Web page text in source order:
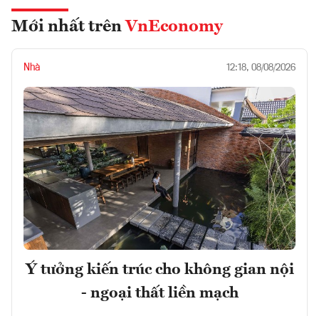
Mới nhất trên VnEconomy
Nhà 12:18, 08/08/2026
Ý tưởng kiến trúc cho không gian nội
- ngoại thất liền mạch